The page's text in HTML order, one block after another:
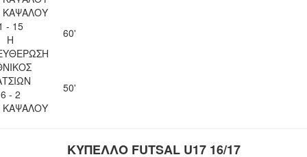
- 15
Η
60'
6 - 2
50'
ΚΥΠΕΛΛΟ FUTSAL U17 16/17